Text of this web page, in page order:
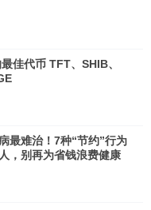
佳代币 TFT、SHIB、
最难治！7种“节约”行为
，别再为省钱浪费健康